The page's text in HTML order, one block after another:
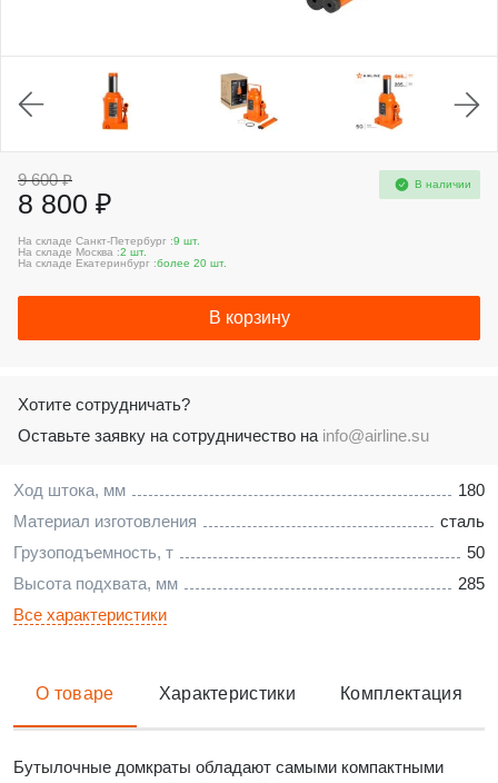
Ход штока, мм
180
Материал изготовления
сталь
Грузоподъемность, т
50
Высота подхвата, мм
285
Все характеристики
9 600 ₽
8 800 ₽
В наличии
На складе Санкт-Петербург :9 шт.
На складе Москва :2 шт.
На складе Екатеринбург :более 20 шт.
В корзину
Хотите сотрудничать?
Оставьте заявку на сотрудничество на info@airline.su
О товаре Характеристики Комплектация
Бутылочные домкраты обладают самыми компактными